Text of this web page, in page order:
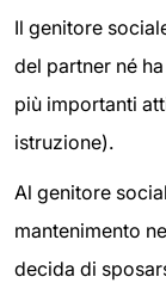
Il genitore
del partner né
più importanti
istruzione).
Al genitore
mantenimento
decida di